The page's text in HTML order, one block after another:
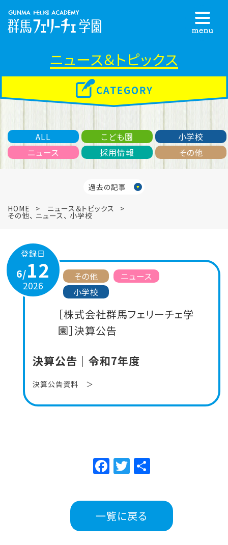
ニュース＆トピックス
ALL こども園
小学校
ニュース
採用情報 その他
HOME ニュース＆トピックス
その他、 ニュース、 小学校
過去の記事
登録日
6/12
2026
その他
ニュース
小学校
［株式会社群馬フェリーチェ学
園］決算公告
決算公告｜令和7年度
決算公告資料 ＞
Facebook
Twitter
一覧に戻る